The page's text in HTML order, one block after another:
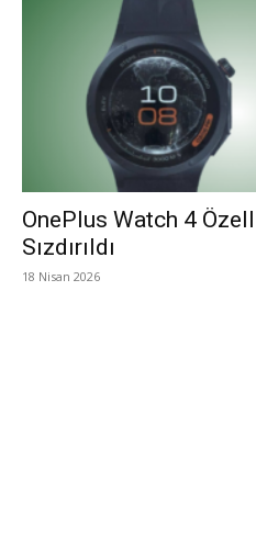
OnePlus Watch 4
Sızdırıldı
18 Nisan 2026